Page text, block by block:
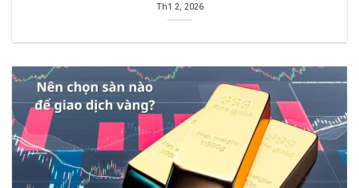
Th1 2, 2026